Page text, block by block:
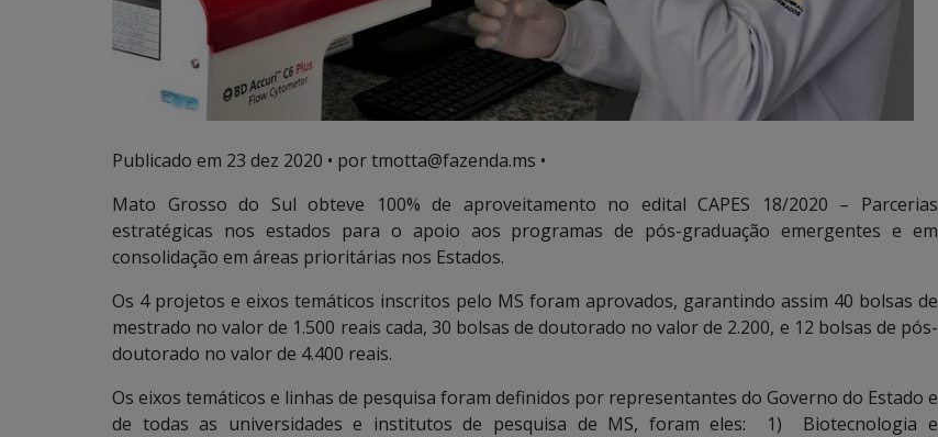
Publicado em 23 dez 2020 • por tmotta@fazenda.ms •
Mato Grosso do Sul obteve 100% de aproveitamento no edital CAPES 18/2020 – Parcerias
estratégicas nos estados para o apoio aos programas de pós-graduação emergentes e em
consolidação em áreas prioritárias nos Estados.
Os 4 projetos e eixos temáticos inscritos pelo MS foram aprovados, garantindo assim 40 bolsas de
mestrado no valor de 1.500 reais cada, 30 bolsas de doutorado no valor de 2.200, e 12 bolsas de pós-
doutorado no valor de 4.400 reais.
Os eixos temáticos e linhas de pesquisa foram definidos por representantes do Governo do Estado e
de todas as universidades e institutos de pesquisa de MS, foram eles: 1) Biotecnologia e